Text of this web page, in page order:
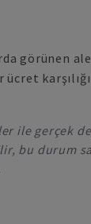
görünen
ücret
ile gerçek
bu durum